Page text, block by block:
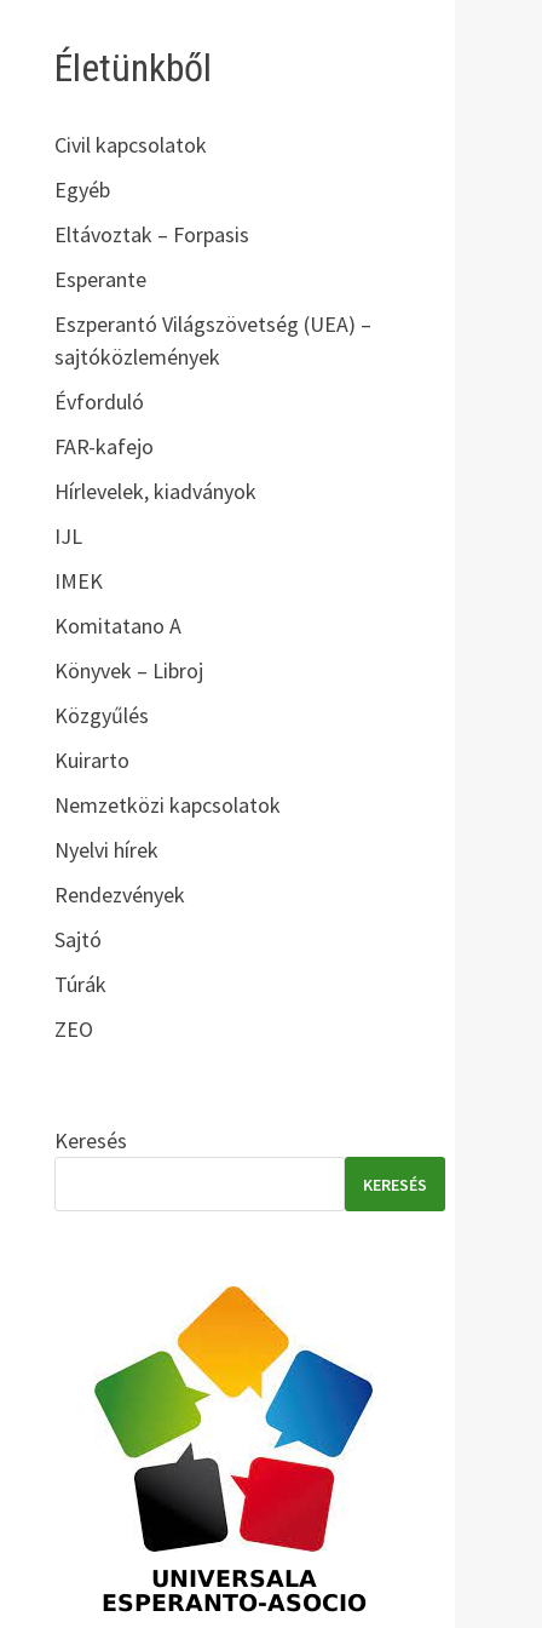
Életünkből
Civil kapcsolatok
Egyéb
Eltávoztak – Forpasis
Esperante
Eszperantó Világszövetség (UEA) –
sajtóközlemények
Évforduló
FAR-kafejo
Hírlevelek, kiadványok
IJL
IMEK
Komitatano A
Könyvek – Libroj
Közgyűlés
Kuirarto
Nemzetközi kapcsolatok
Nyelvi hírek
Rendezvények
Sajtó
Túrák
ZEO
Keresés
KERESÉS